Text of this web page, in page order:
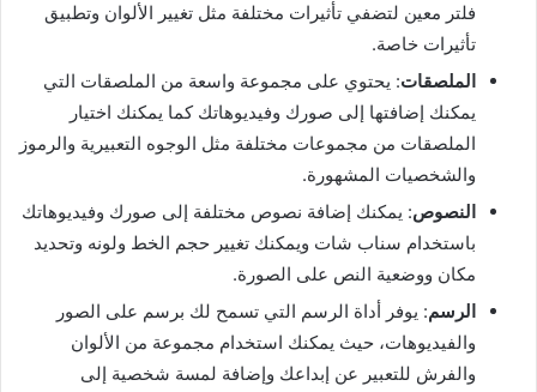
فلتر معين لتضفي تأثيرات مختلفة مثل تغيير الألوان وتطبيق
تأثيرات خاصة.
الملصقات: يحتوي على مجموعة واسعة من الملصقات التي
يمكنك إضافتها إلى صورك وفيديوهاتك كما يمكنك اختيار
الملصقات من مجموعات مختلفة مثل الوجوه التعبيرية والرموز
والشخصيات المشهورة.
النصوص: يمكنك إضافة نصوص مختلفة إلى صورك وفيديوهاتك
باستخدام سناب شات ويمكنك تغيير حجم الخط ولونه وتحديد
مكان ووضعية النص على الصورة.
الرسم: يوفر أداة الرسم التي تسمح لك برسم على الصور
والفيديوهات، حيث يمكنك استخدام مجموعة من الألوان
والفرش للتعبير عن إبداعك وإضافة لمسة شخصية إلى